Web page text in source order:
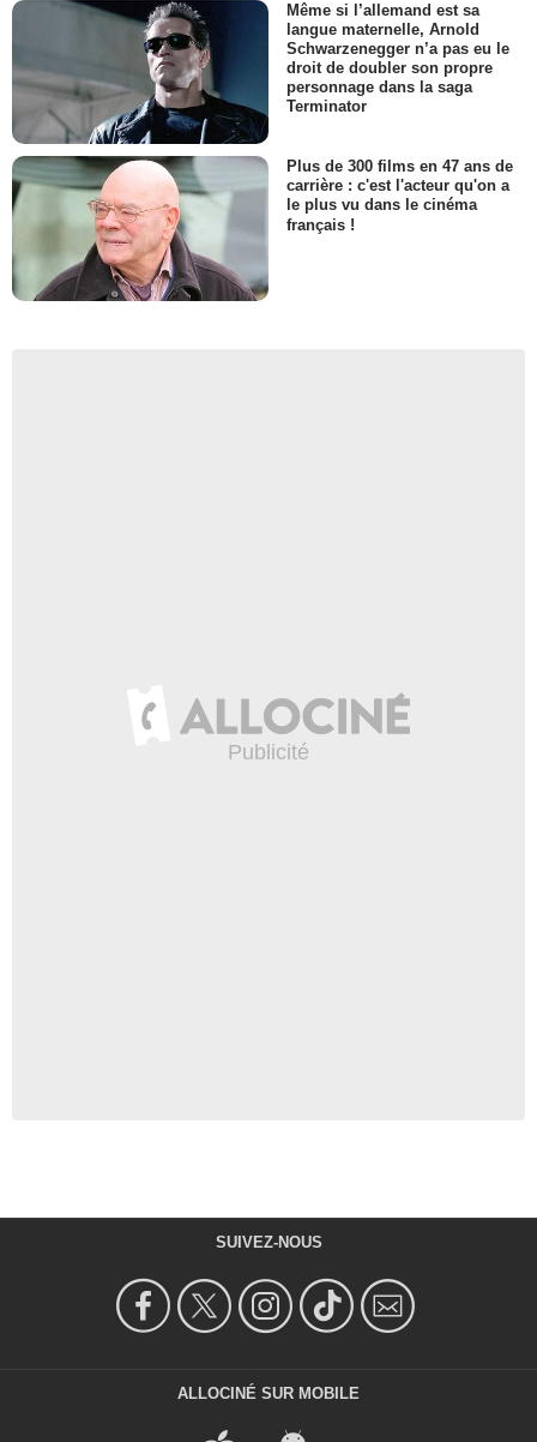
Même si l’allemand est sa
langue maternelle, Arnold
Schwarzenegger n’a pas eu le
droit de doubler son propre
personnage dans la saga
Terminator
Plus de 300 films en 47 ans de
carrière : c'est l'acteur qu'on a
le plus vu dans le cinéma
français !
SUIVEZ-NOUS
ALLOCINÉ SUR MOBILE